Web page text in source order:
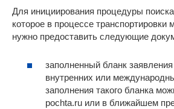
Для инициирования процедуры
которое в процессе транспортировки
нужно предоставить следующие
заполненный бланк
внутренних или
заполнения такого бланка
pochta.ru или в ближайшем